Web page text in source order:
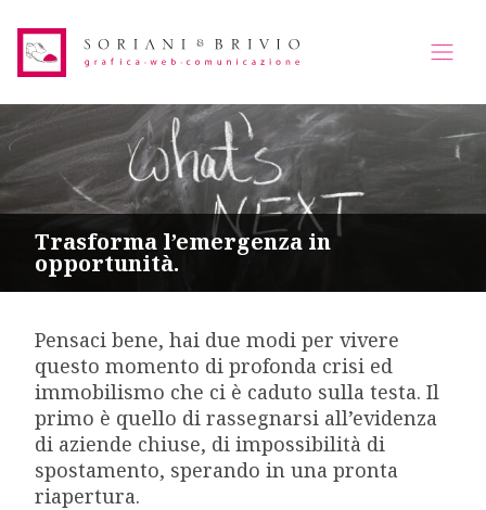
Trasforma l’emergenza in
opportunità.
Pensaci bene, hai due modi per vivere
questo momento di profonda crisi ed
immobilismo che ci è caduto sulla testa. Il
primo è quello di rassegnarsi all’evidenza
di aziende chiuse, di impossibilità di
spostamento, sperando in una pronta
riapertura.